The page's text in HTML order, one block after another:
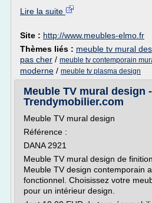
Lire la suite
Site : http://www.meubles-elmo.fr
Thèmes liés : meuble tv mural
pas cher / meuble tv contemporain
moderne / meuble tv plasma design
Meuble TV mural design -
Trendymobilier.com
Meuble TV mural design
Référence :
DANA 2921
Meuble TV mural design de
Meuble TV design contemporain
fonctionnel. Choisissez votre
pour un intérieur design.